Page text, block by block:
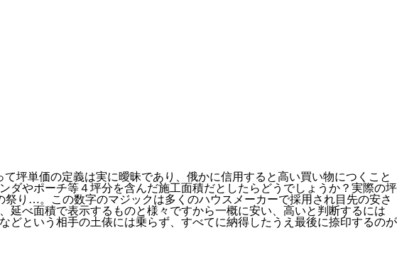
坪単価の定義は実に曖昧であり、俄かに信用すると高い買い物につくこと
ダやポーチ等４坪分を含んだ施工面積だとしたらどうでしょうか？実際の坪
り…。この数字のマジックは多くのハウスメーカーで採用され目先の安さ
べ面積で表示するものと様々ですから一概に安い、高いと判断するには
という相手の土俵には乗らず、すべてに納得したうえ最後に捺印するのが